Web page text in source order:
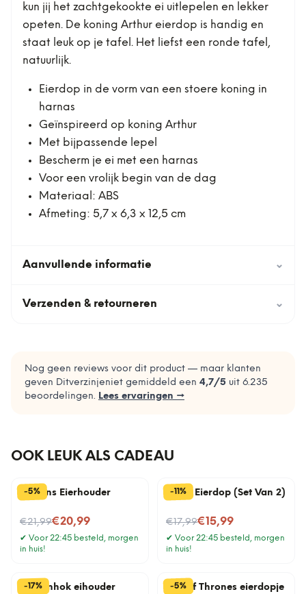
kun jij het zachtgekookte ei uitlepelen en lekker
opeten. De koning Arthur eierdop is handig en
staat leuk op je tafel. Het liefst een ronde tafel,
natuurlijk.
Eierdop in de vorm van een stoere koning in
harnas
Geïnspireerd op koning Arthur
Met bijpassende lepel
Bescherm je ei met een harnas
Voor een vrolijk begin van de dag
Materiaal: ABS
Afmeting: 5,7 x 6,3 x 12,5 cm
Aanvullende informatie ⌄
Verzenden & retourneren ⌄
Nog geen reviews voor dit product — maar klanten
geven Ditverzinjeniet gemiddeld een 4,7/5 uit 6.235
beoordelingen. Lees ervaringen →
OOK LEUK ALS CADEAU
-5%
Egguins Eierhouder
€21,99
Nu voor€20,99
✔ Voor 22:45 besteld, morgen
in huis!
-11%
Sumo Eierdop (Set Van 2)
€17,99
Nu voor€15,99
✔ Voor 22:45 besteld, morgen
in huis!
-17%
Kippenhok eihouder -5%
Egg of Thrones eierdopje